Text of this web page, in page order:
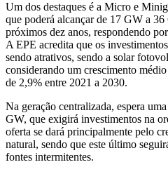
Um dos destaques é a Micro e
que poderá alcançar de 17 GW a
próximos dez anos, respondendo
A EPE acredita que os
sendo atrativos, sendo a solar
considerando um crescimento
de 2,9% entre 2021 a 2030.
Na geração centralizada, espera
GW, que exigirá investimentos na
oferta se dará principalmente pelo
natural, sendo que este último
fontes intermitentes.